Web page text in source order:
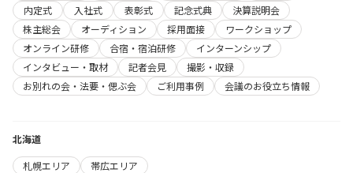
内定式
入社式 表彰式 記念式典
決算説明会
株主総会
オーディション 採用面接
ワークショップ
オンライン研修
合宿・宿泊研修
インターンシップ
インタビュー・取材
記者会見
撮影・収録
お別れの会・法要・偲ぶ会
ご利用事例 会議のお役立ち情報
北海道
札幌エリア
帯広エリア